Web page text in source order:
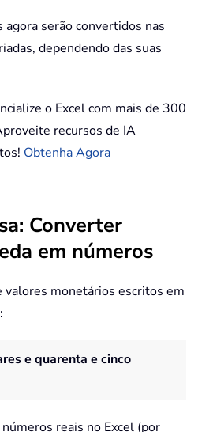
serão convertidos nas
dependendo das suas
o Excel com mais de 300
recursos de IA
Obtenha Agora
Converter
em números
valores monetários escritos em
e quarenta e cinco
reais no Excel (por